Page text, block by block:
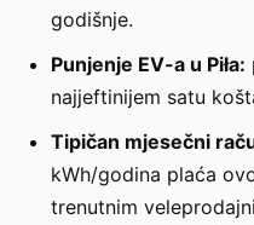
godišnje.
Punjenje EV-a u Piła:
najjeftinijem satu
Tipičan mjesečni
kWh/godina plaća
trenutnim